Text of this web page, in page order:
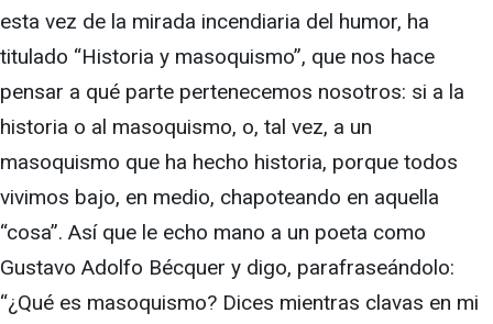
esta vez de la mirada incendiaria del humor, ha
titulado “Historia y masoquismo”, que nos hace
pensar a qué parte pertenecemos nosotros: si a la
historia o al masoquismo, o, tal vez, a un
masoquismo que ha hecho historia, porque todos
vivimos bajo, en medio, chapoteando en aquella
“cosa”. Así que le echo mano a un poeta como
Gustavo Adolfo Bécquer y digo, parafraseándolo:
“¿Qué es masoquismo? Dices mientras clavas en mi